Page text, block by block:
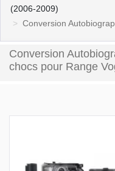
(2006-2009)
Conversion
Conversion
chocs pour Range